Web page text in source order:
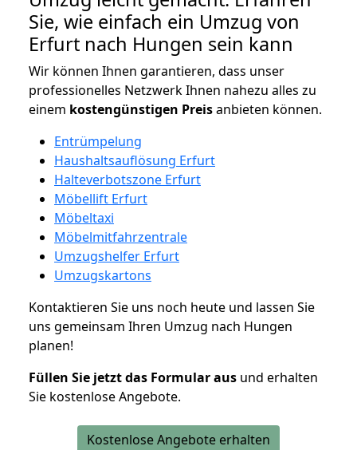
Sie, wie einfach ein Umzug von
Erfurt nach Hungen sein kann
Wir können Ihnen garantieren, dass unser
professionelles Netzwerk Ihnen nahezu alles zu
einem kostengünstigen Preisanbieten können.
Entrümpelung
Haushaltsauflösung Erfurt
Halteverbotszone Erfurt
Möbellift Erfurt
Möbeltaxi
Möbelmitfahrzentrale
Umzugshelfer Erfurt
Umzugskartons
Kontaktieren Sie uns noch heute und lassen Sie
uns gemeinsam Ihren Umzug nach Hungen
planen!
Füllen Sie jetzt das Formular aus und erhalten
Sie kostenlose Angebote.
Kostenlose Angebote erhalten